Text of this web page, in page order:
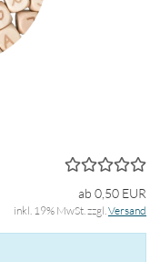
ab 0,50 EUR
inkl. 19% MwSt. zzgl.Versand